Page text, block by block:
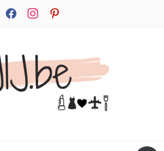
facebookinstagrampinterest